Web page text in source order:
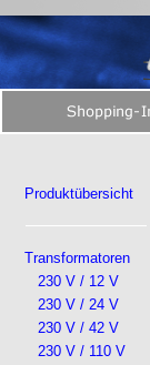
Produktübersicht
Transformatoren
230 V / 12 V
230 V / 24 V
230 V / 42 V
230 V / 110 V